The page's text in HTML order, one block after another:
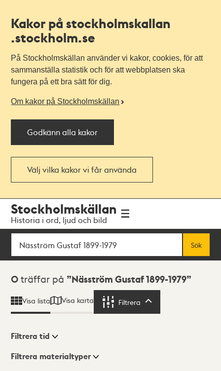
Kakor på stockholmskallan
.stockholm.se
På Stockholmskällan använder vi kakor, cookies, för att
sammanställa statistik och för att webbplatsen ska
fungera på ett bra sätt för dig.
Om kakor på Stockholmskällan
Godkänn alla kakor
Välj vilka kakor vi får använda
navigationen
huvudinnehållet
Stockholmskällan
Historia i ord, ljud och bild
Sök
Sök
Sökresultat
0 träffar på Näsström Gustaf 1899-1979
Visa lista Visa karta Filtrera
Visningsläge
Filtrera tid
Filtrera materialtyper